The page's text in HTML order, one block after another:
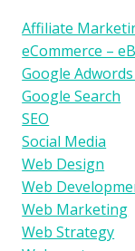
Affiliate
eCommerce –
Google Adwords
Google Search
SEO
Social Media
Web Design
Web
Web Marketing
Web Strategy